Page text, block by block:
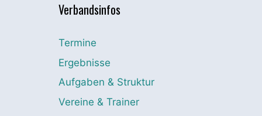
Verbandsinfos
Termine
Ergebnisse
Aufgaben & Struktur
Vereine & Trainer